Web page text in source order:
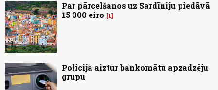
Par pārcelšanos uz Sardīniju piedāvā
15 000 eiro
1
Policija aiztur bankomātu apzadzēju
grupu